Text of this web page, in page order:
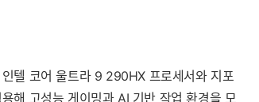
텔 코어 울트라 9 290HX 프로세서와 지포
해 고성능 게이밍과 AI 기반 작업 환경을 모